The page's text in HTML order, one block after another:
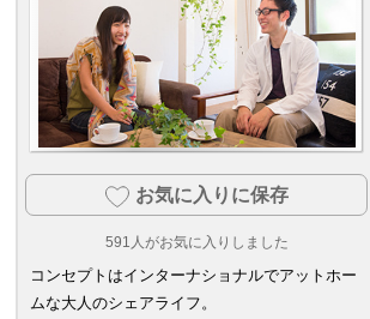
お気に入りに保存
591 人がお気に入りしました
コンセプトはインターナショナルでアットホー
ムな大人のシェアライフ。